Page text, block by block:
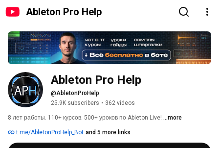
Ableton Pro Help
Ableton Pro Help
@AbletonProHelp
25.9K subscribers • 362 videos
8 лет работы. 110+ курсов. 500+ уроков по Ableton Live! ...more
t.me/AbletonProHelp_Bot and 5 more links